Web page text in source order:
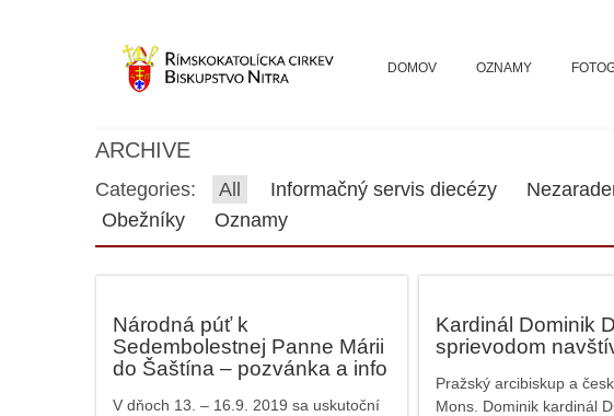
DOMOV OZNAMY
ARCHIVE
Categories: All Informačný servis diecézy
Obežníky
Oznamy
Národná púť k
Sedembolestnej Panne Márii
do Šaštína – pozvánka a info
V dňoch 13. – 16.9. 2019 sa uskutoční
Kardinál Dominik
sprievodom
Pražský arcibiskup a
Mons. Dominik kardinál